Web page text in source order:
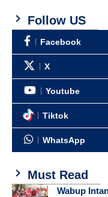
Follow US
Facebook
X
Youtube
Tiktok
WhatsApp
Must Read
Wabup